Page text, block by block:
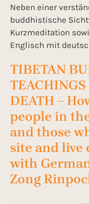
Neben einer
buddhistische
Kurzmeditation
Englisch mit
TIBETAN
DEATH –
people in
and those
site and live
with
Zong